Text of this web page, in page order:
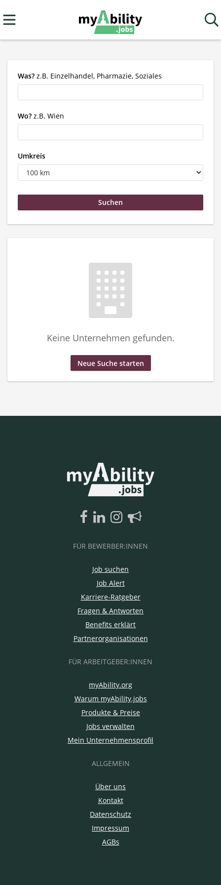
Was? z.B. Einzelhandel, Pharmazie, Soziales
Wo? z.B. Wien
Umkreis
Keine Unternehmen gefunden.
Neue Suche starten
FÜR BEWERBER:INNEN
Job suchen
Job Alert
Karriere-Ratgeber
Fragen & Antworten
Benefits erklärt
Partnerorganisationen
FÜR ARBEITGEBER:INNEN
myAbility.org
Warum myAbility.jobs
Produkte & Preise
Jobs verwalten
Mein Unternehmensprofil
ALLGEMEIN
Über uns
Kontakt
Datenschutz
Impressum
AGBs